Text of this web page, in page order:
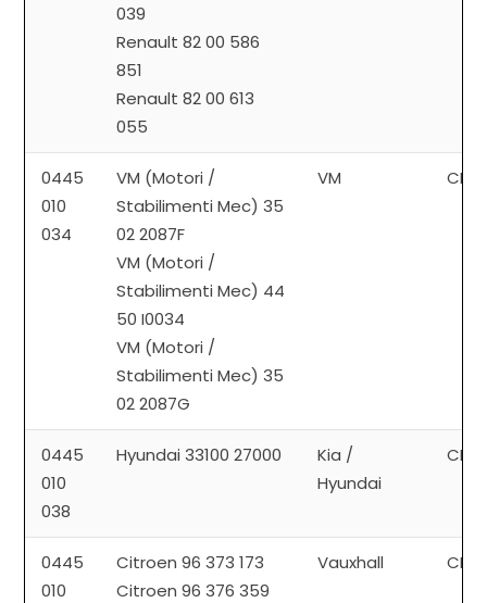
039
Renault 82 00 586
851
Renault 82 00 613
055
0445
010
034
VM (Motori /
Stabilimenti Mec) 35
02 2087F
VM (Motori /
Stabilimenti Mec) 44
50 I0034
VM (Motori /
Stabilimenti Mec) 35
02 2087G
VM CP3
0445
010
038
Hyundai 33100 27000
Kia /
Hyundai
CP1
0445
010
Citroen 96 373 173
Citroen 96 376 359
Vauxhall CP3